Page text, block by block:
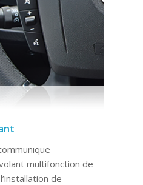
multifonction de
de